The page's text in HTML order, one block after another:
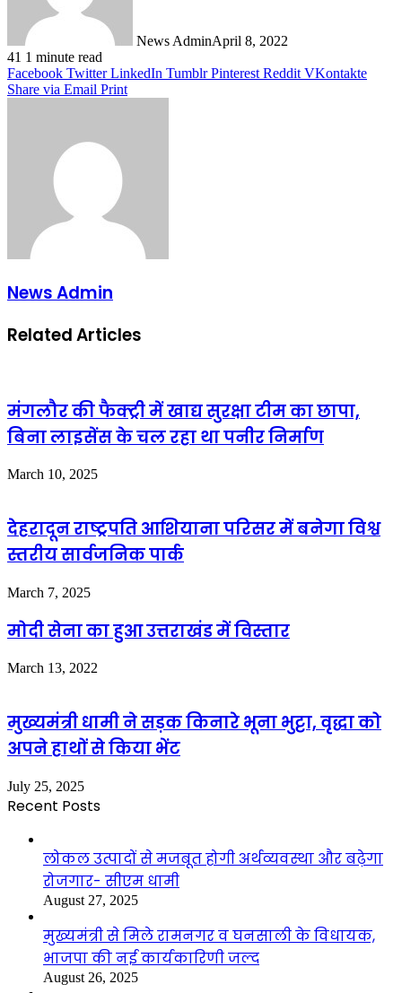
News AdminApril 8, 2022
41 1 minute read
Facebook Twitter LinkedIn Tumblr Pinterest Reddit VKontakte
Share via Email Print
News Admin
Related Articles
मंगलौर की फैक्ट्री में खाद्य सुरक्षा टीम का छापा,
बिना लाइसेंस के चल रहा था पनीर निर्माण
March 10, 2025
देहरादून राष्ट्रपति आशियाना परिसर में बनेगा विश्व
स्तरीय सार्वजनिक पार्क
March 7, 2025
मोदी सेना का हुआ उत्तराखंड में विस्तार
March 13, 2022
मुख्यमंत्री धामी ने सड़क किनारे भूना भुट्टा, वृद्धा को
अपने हाथों से किया भेंट
July 25, 2025
Recent Posts
लोकल उत्पादों से मजबूत होगी अर्थव्यवस्था और बढ़ेगा
रोजगार- सीएम धामी
August 27, 2025
मुख्यमंत्री से मिले रामनगर व घनसाली के विधायक,
भाजपा की नई कार्यकारिणी जल्द
August 26, 2025